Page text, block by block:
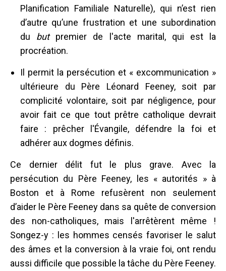
Planification Familiale Naturelle), qui n’est rien
d’autre qu’une frustration et une subordination
du butpremier de l'acte marital, qui est la
procréation.
Il permit la persécution et « excommunication »
ultérieure du Père Léonard Feeney, soit par
complicité volontaire, soit par négligence, pour
avoir fait ce que tout prêtre catholique devrait
faire : prêcher l'Évangile, défendre la foi et
adhérer aux dogmes définis.
Ce dernier délit fut le plus grave. Avec la
persécution du Père Feeney, les « autorités » à
Boston et à Rome refusèrent non seulement
d’aider le Père Feeney dans sa quête de conversion
des non-catholiques, mais l'arrêtèrent même !
Songez-y : les hommes censés favoriser le salut
des âmes et la conversion à la vraie foi, ont rendu
aussi difficile que possible la tâche du Père Feeney.